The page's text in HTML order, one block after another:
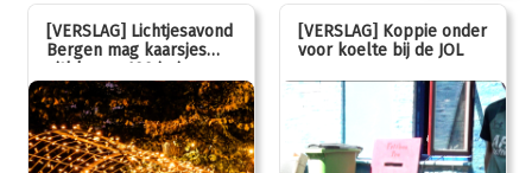
[VERSLAG] Lichtjesavond
Bergen mag kaarsjes
uitblazen: 100 jarig
jubileum!
[VERSLAG] Koppie onder
voor koelte bij de JOL